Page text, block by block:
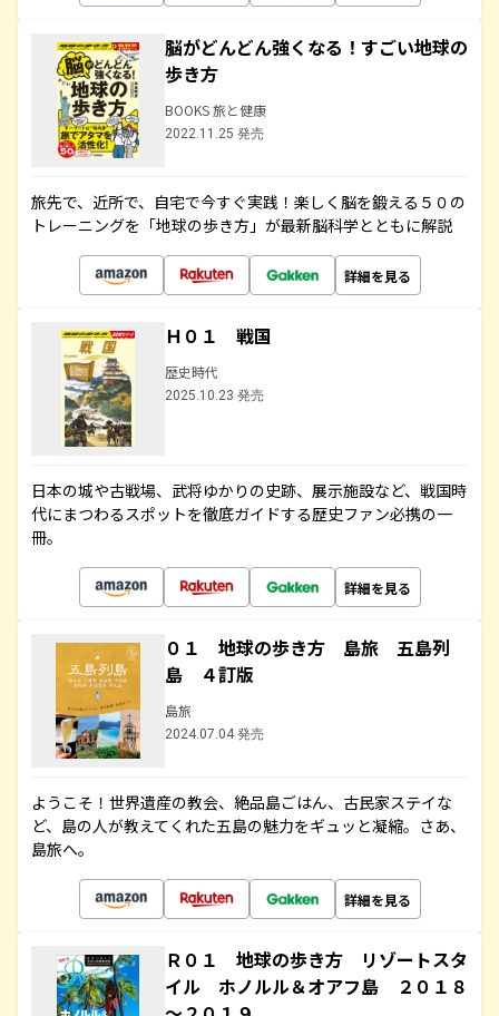
脳がどんどん強くなる！すごい地球の
歩き方
BOOKS 旅と健康
2022.11.25 発売
旅先で、近所で、自宅で今すぐ実践！楽しく脳を鍛える５０の
トレーニングを「地球の歩き方」が最新脳科学とともに解説
詳細を見る
Ｈ０１ 戦国
歴史時代
2025.10.23 発売
日本の城や古戦場、武将ゆかりの史跡、展示施設など、戦国時
代にまつわるスポットを徹底ガイドする歴史ファン必携の一
冊。
詳細を見る
０１ 地球の歩き方 島旅 五島列
島 ４訂版
島旅
2024.07.04 発売
ようこそ！世界遺産の教会、絶品島ごはん、古民家ステイな
ど、島の人が教えてくれた五島の魅力をギュッと凝縮。さあ、
島旅へ。
詳細を見る
Ｒ０１ 地球の歩き方 リゾートスタ
イル ホノルル＆オアフ島 ２０１８